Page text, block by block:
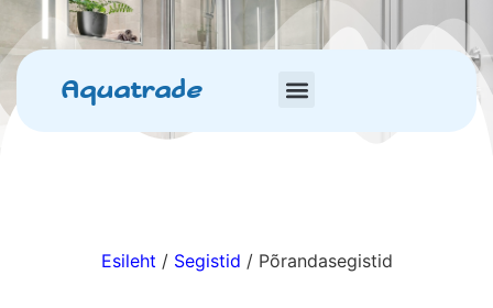
Aquatrade
Esileht / Segistid / Põrandasegistid